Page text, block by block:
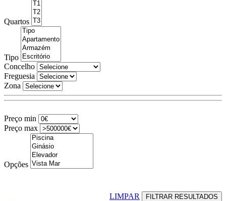
Quartos
Tipo
Concelho
Freguesia
Zona
Preço min
Preço max
Opções
LIMPAR